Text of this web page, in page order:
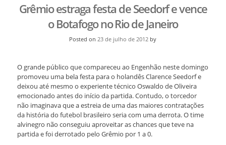
Grêmio estraga festa de Seedorf e vence
o Botafogo no Rio de Janeiro
Posted on 23 de julho de 2012 by
O grande público que compareceu ao Engenhão neste domingo
promoveu uma bela festa para o holandês Clarence Seedorf e
deixou até mesmo o experiente técnico Oswaldo de Oliveira
emocionado antes do início da partida. Contudo, o torcedor
não imaginava que a estreia de uma das maiores contratações
da história do futebol brasileiro seria com uma derrota. O time
alvinegro não conseguiu aproveitar as chances que teve na
partida e foi derrotado pelo Grêmio por 1 a 0.